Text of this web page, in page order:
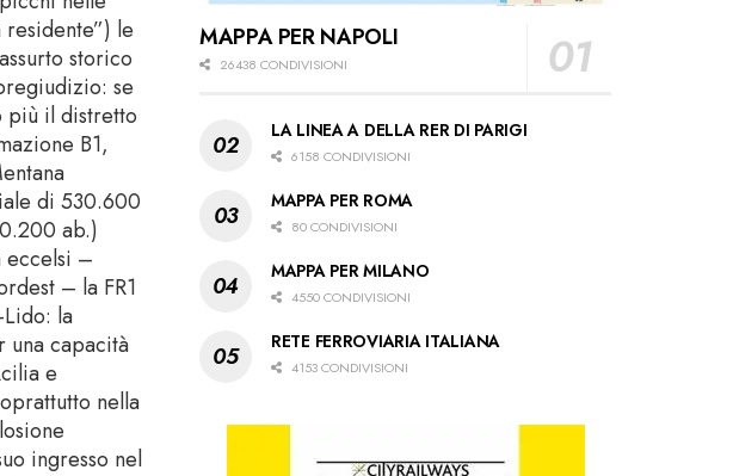
le
storico
se
più il distretto
B1,
di 530.600
ab.)
eccelsi –
– la FR1
la
una capacità
e
nella
ingresso nel
MAPPA PER NAPOLI
26438 CONDIVISIONI
LA LINEA A DELLA RER DI PARIGI
6158 CONDIVISIONI
MAPPA PER ROMA
80 CONDIVISIONI
MAPPA PER MILANO
4550 CONDIVISIONI
RETE FERROVIARIA ITALIANA
4153 CONDIVISIONI